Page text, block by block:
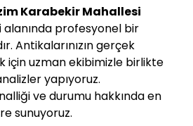
Karabekir Mahallesi
alanında profesyonel bir
Antikalarınızın gerçek
için uzman ekibimizle birlikte
yapıyoruz.
ve durumu hakkında en
sunuyoruz.